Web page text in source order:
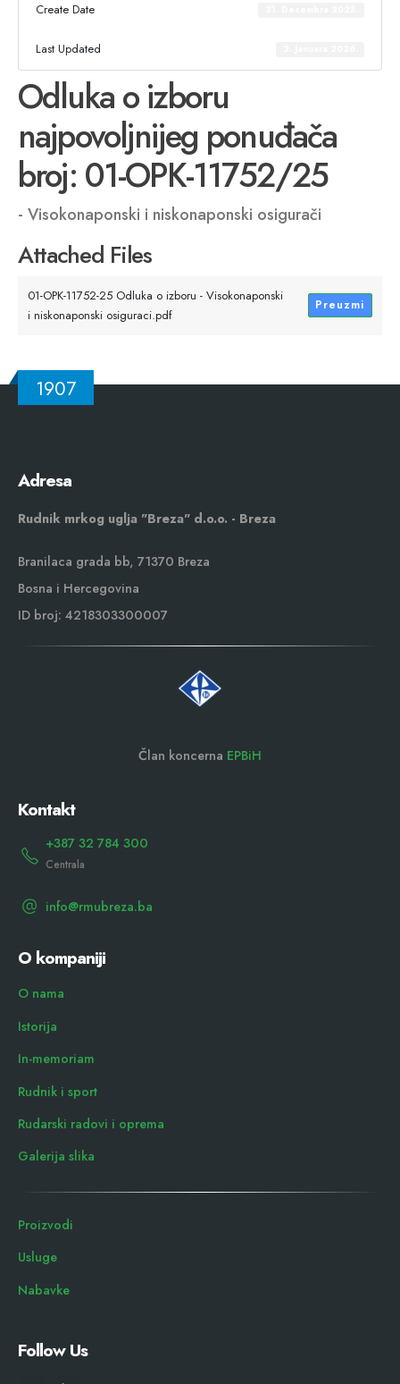
Create Date
Last Updated
Odluka o izboru
najpovoljnijeg ponuđača
broj: 01-OPK-11752/25
- Visokonaponski i niskonaponski osigurači
Attached Files
01-OPK-11752-25 Odluka o izboru - Visokonaponski
i niskonaponski osiguraci.pdf
Preuzmi
1907
Adresa
Rudnik mrkog uglja "Breza" d.o.o. - Breza
Branilaca grada bb, 71370 Breza
Bosna i Hercegovina
ID broj: 4218303300007
Član koncerna EPBiH
Kontakt
+387 32 784 300
Centrala
info@rmubreza.ba
O kompaniji
O nama
Istorija
In-memoriam
Rudnik i sport
Rudarski radovi i oprema
Galerija slika
Proizvodi
Usluge
Nabavke
Follow Us